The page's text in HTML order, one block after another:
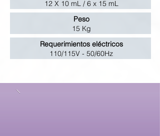
12 X 10 mL / 6 x 15 mL
Peso
15 Kg
Requerimientos eléctricos
110/115V - 50/60Hz